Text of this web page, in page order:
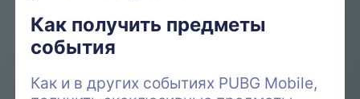
Как получить предметы
события
Как и в других событиях PUBG Mobile,